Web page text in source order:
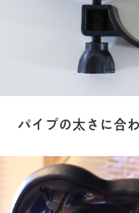
パイプの太さに合